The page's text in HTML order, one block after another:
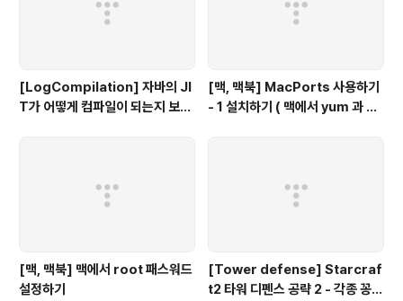
[LogCompilation] 자바의 JI
T가 어떻게 컴파일이 되는지 보고
[맥, 맥북] MacPorts 사용하기
- 1 설치하기 ( 맥에서 yum 과 같
[맥, 맥북] 맥에서 root 패스워드
설정하기
[Tower defense] Starcraf
t2 타워 디펜스 공략 2 - 각종 꽁수